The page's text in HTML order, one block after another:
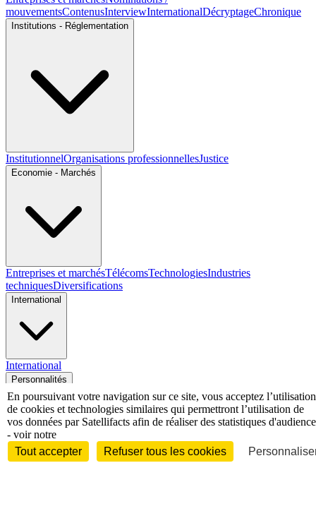
mouvementsContenusInterviewInternationalDécryptageChronique
Institutions - Réglementation
InstitutionnelOrganisations professionnellesJustice
Economie - Marchés
Entreprises et marchésTélécomsTechnologiesIndustries
techniquesDiversifications
International
International
Personnalités
InterviewBiographies
Nominations /
mouvementsDistinctionsDisparitionsVerbatimAu fil des (e)X
En poursuivant votre navigation sur ce site, vous acceptez l’utilisation
de cookies et technologies similaires qui permettront l’utilisation de
vos données par Satellifacts afin de réaliser des statistiques d'audience
- voir notre
Tout accepter
Refuser tous les cookies